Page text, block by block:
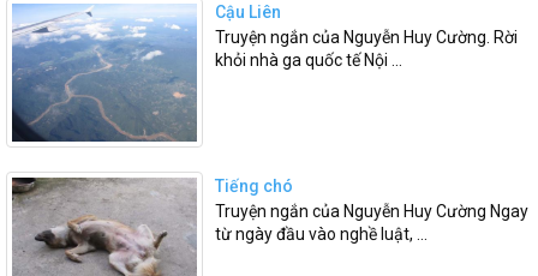
Cậu Liên
Truyện ngắn của Nguyễn Huy Cường. Rời
khỏi nhà ga quốc tế Nội ...
Tiếng chó
Truyện ngắn của Nguyễn Huy Cường Ngay
từ ngày đầu vào nghề luật, ...